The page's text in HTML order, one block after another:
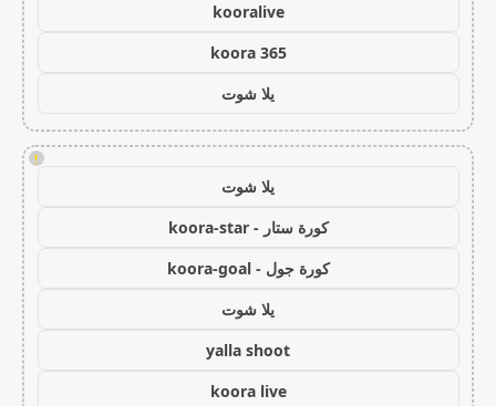
kooralive
koora 365
يلا شوت
!
يلا شوت
كورة ستار - koora-star
كورة جول - koora-goal
يلا شوت
yalla shoot
koora live